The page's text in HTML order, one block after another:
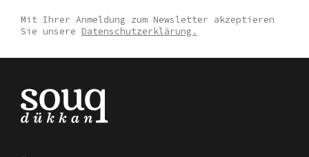
Mit Ihrer Anmeldung zum Newsletter akzeptieren
Sie unsere Datenschutzerklärung.